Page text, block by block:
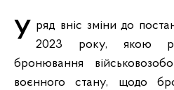
Уряд вніс зміни до постанови №76 від 27 січня 2023 року, якою
бронювання
воєнного стану, щодо